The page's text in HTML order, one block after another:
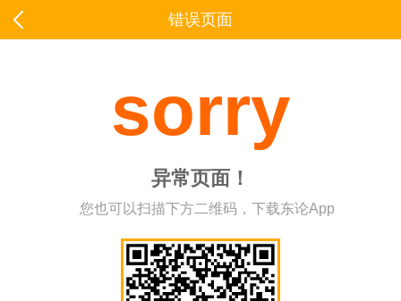
错误页面
sorry
异常页面！
您也可以扫描下方二维码，下载东论App